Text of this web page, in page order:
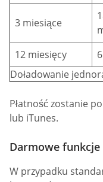
3 miesiące
12 miesięcy
Doładowanie
Płatność zostanie
lub iTunes.
Darmowe funkcje
W przypadku